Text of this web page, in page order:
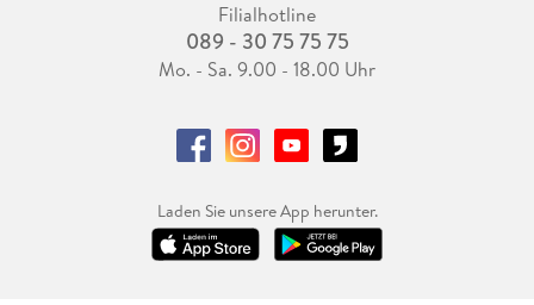
Filialhotline
089 - 30 75 75 75
Mo. - Sa. 9.00 - 18.00 Uhr
Laden Sie unsere App herunter.